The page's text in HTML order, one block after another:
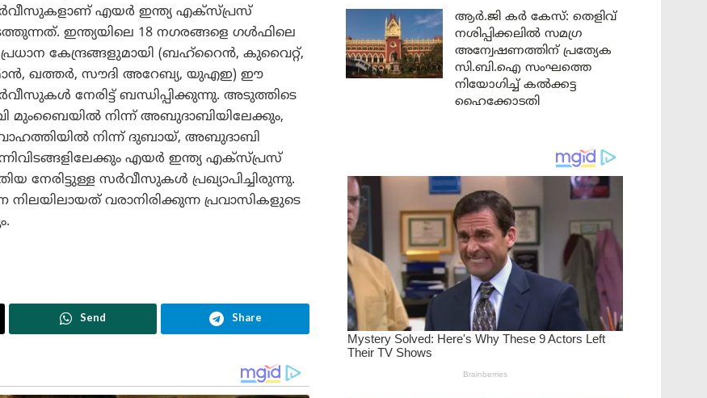
എയർ ഇന്ത്യ എക്സ്പ്രസ്
ഇന്ത്യയിലെ 18 നഗരങ്ങളെ ഗൾഫിലെ
പ്രധാന കേന്ദ്രങ്ങളുമായി (ബഹ്‌റൈൻ, കുവൈറ്റ്,
ഖത്തർ, സൗദി അറേബ്യ, യുഎഇ) ഈ
നേരിട്ട് ബന്ധിപ്പിക്കുന്നു. അടുത്തിടെ
മുംബൈയിൽ നിന്ന് അബുദാബിയിലേക്കും,
നിന്ന് ദുബായ്, അബുദാബി
എയർ ഇന്ത്യ എക്സ്പ്രസ്
നേരിട്ടുള്ള സർവീസുകൾ പ്രഖ്യാപിച്ചിരുന്നു.
വരാനിരിക്കുന്ന പ്രവാസികളുടെ
Send Share
ആർ.ജി കർ കേസ്: തെളിവ്
നശിപ്പിക്കലിൽ സമഗ്ര
അന്വേഷണത്തിന് പ്രത്യേക
സി.ബി.ഐ സംഘത്തെ
നിയോഗിച്ച് കൽക്കട്ട
ഹൈക്കോടതി